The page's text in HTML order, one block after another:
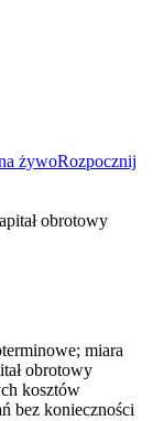
żywoRozpocznij
obrotowy
miara
obrotowy
kosztów
bez konieczności